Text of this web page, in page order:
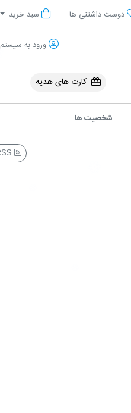
دوست داشتنی ها سبد خرید
ورود به سیستم
کارت های هدیه
شخصیت ها